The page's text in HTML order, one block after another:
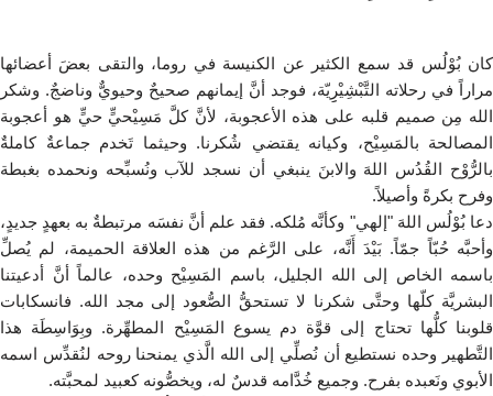
كان بُوْلُس قد سمع الكثير عن الكنيسة في روما، والتقى بعضَ أعضائها
مراراً في رحلاته التَّبْشِيْرِِيّة، فوجد أنَّ إيمانهم صحيحٌ وحيويٌّ وناضجٌ. وشكر
الله مِن صميم قلبه على هذه الأعجوبة، لأنَّ كلَّ مَسِيْحيٍّ حيٍّ هو أعجوبة
المصالحة بالمَسِيْح، وكيانه يقتضي شُكرنا. وحيثما تَخدم جماعةٌ كاملةٌ
بالرُّوْح القُدُس اللهَ والابنَ ينبغي أن نسجد للآب ونُسبِّحه ونحمده بغبطة
وفرح بكرةً وأصيلاً.
دعا بُوْلُس اللهَ "إلهي" وكأنَّه مُلكه. فقد علم أنَّ نفسَه مرتبطةٌ به بعهدٍ جديدٍ،
وأحبَّه حُبّاً جمّاً. بَيْدَ أَنَّه، على الرَّغم من هذه العلاقة الحميمة، لم يُصلِّ
باسمه الخاص إلى الله الجليل، باسم المَسِيْح وحده، عالماً أنَّ أدعيتنا
البشريَّة كلّها وحتَّى شكرنا لا تستحقُّ الصُّعود إلى مجد الله. فانسكابات
قلوبنا كلُّها تحتاج إلى قوَّة دم يسوع المَسِيْح المطهِّرة. وبِوَاسِطَة هذا
التَّطهير وحده نستطيع أن نُصلِّي إلى الله الَّذي يمنحنا روحه لنُقدِّس اسمه
الأبوي ونَعبده بفرح. وجميع خُدَّامه قدسٌ له، ويخصُّونه كعبيد لمحبَّته.